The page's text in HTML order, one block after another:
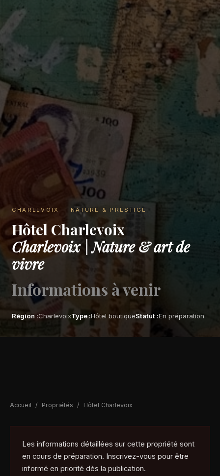
CHARLEVOIX — NATURE & PRESTIGE
Hôtel Charlevoix
Charlevoix | Nature & art de
vivre
Informations à venir
Région :CharlevoixType :Hôtel boutiqueStatut :En préparation
Accueil / Propriétés / Hôtel Charlevoix
Les informations détaillées sur cette propriété sont
en cours de préparation. Inscrivez-vous pour être
informé en priorité dès la publication.